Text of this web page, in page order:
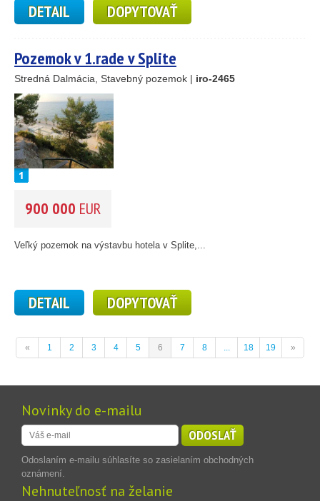
DETAIL DOPYTOVAŤ
Pozemok v 1.rade v Splite
Stredná Dalmácia, Stavebný pozemok | iro-2465
900 000 EUR
Veľký pozemok na výstavbu hotela v Splite,...
DETAIL DOPYTOVAŤ
« 1 2 3 4 5 6 7 8 18 19 »
Novinky do e-mailu
ODOSLAŤ
Odoslaním e-mailu súhlasíte so zasielaním obchodných
oznámení.
Nehnuteľnosť na želanie